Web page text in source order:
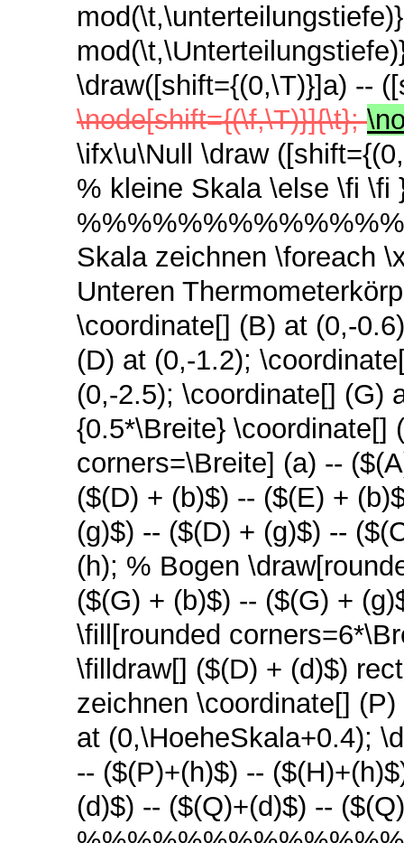
\draw([shift={(0,\T)}]a) --
\node[shift={(\f,\T)}]{\t};
\ifx\u\Null \draw
% kleine Skala \else \fi \fi
Skala zeichnen \foreach
Unteren
\coordinate[] (B) at (0,-
(D) at (0,-1.2);
(0,-2.5); \coordinate[] (G)
{0.5*\Breite} \coordinate[]
corners=\Breite] (a) --
($(D) + (b)$) -- ($(E) +
(g)$) -- ($(D) + (g)$) --
(h); % Bogen
($(G) + (b)$) -- ($(G) +
\fill[rounded
\filldraw[] ($(D) + (d)$)
zeichnen \coordinate[]
at (0,\HoeheSkala+0.4);
-- ($(P)+(h)$) --
(d)$) -- ($(Q)+(d)$) --